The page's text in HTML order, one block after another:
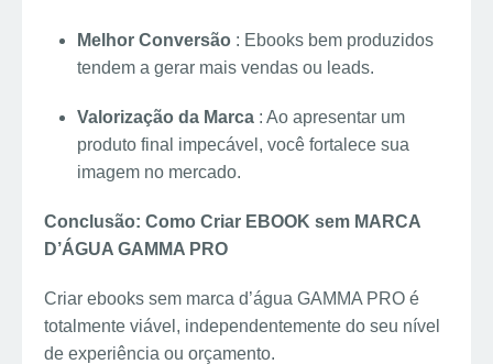
Melhor Conversão : Ebooks bem produzidos
tendem a gerar mais vendas ou leads.
Valorização da Marca : Ao apresentar um
produto final impecável, você fortalece sua
imagem no mercado.
Conclusão: Como Criar EBOOK sem MARCA
D’ÁGUA GAMMA PRO
Criar ebooks sem marca d’água GAMMA PRO é
totalmente viável, independentemente do seu nível
de experiência ou orçamento.